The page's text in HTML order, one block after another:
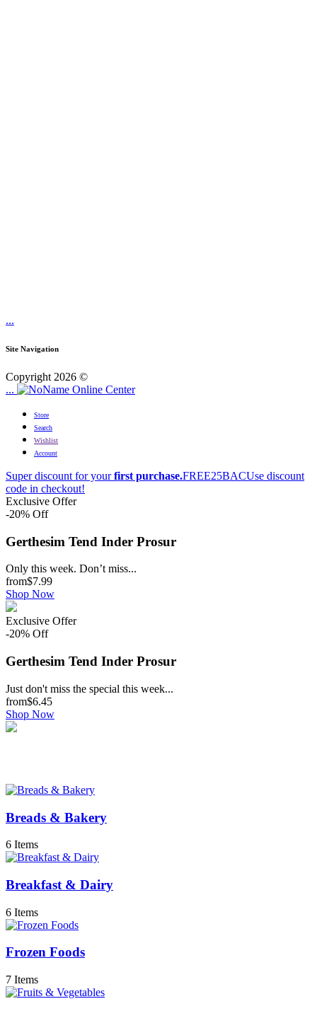
...
Site Navigation
Copyright 2026 ©
...
Online Center
Store
Search
Wishlist
Account
Super discount for yourfirst purchase.FREE25BACUse discount
code in checkout!
Exclusive Offer
-20% Off
Gerthesim Tend Inder Prosur
Only this week. Don’t miss...
from$7.99
Shop Now
Exclusive Offer
-20% Off
Gerthesim Tend Inder Prosur
Just don't miss the special this week...
from$6.45
Shop Now
Breads & Bakery
6 Items
Breakfast & Dairy
6 Items
Frozen Foods
7 Items